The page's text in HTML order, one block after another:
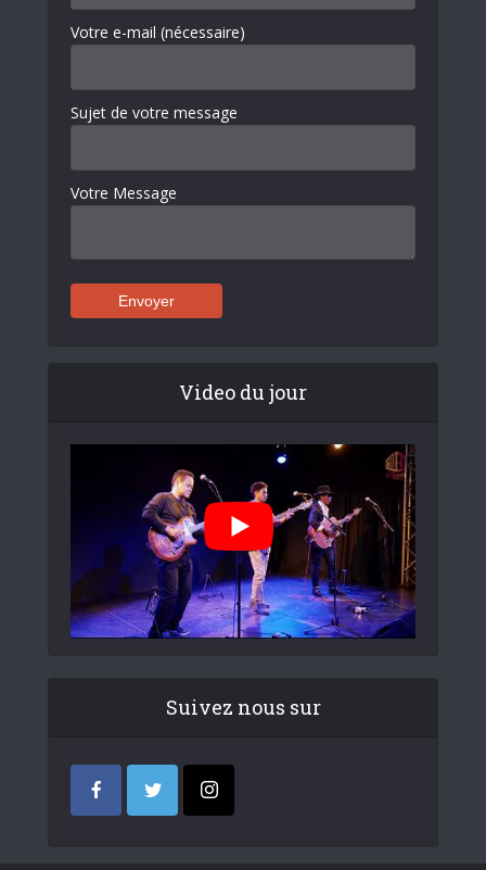
Votre e-mail (nécessaire)
Sujet de votre message
Votre Message
Video du jour
Suivez nous sur